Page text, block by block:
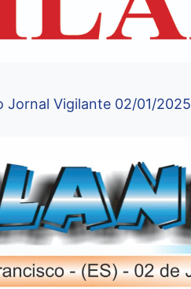
Jornal Vigilante 02/01/2025